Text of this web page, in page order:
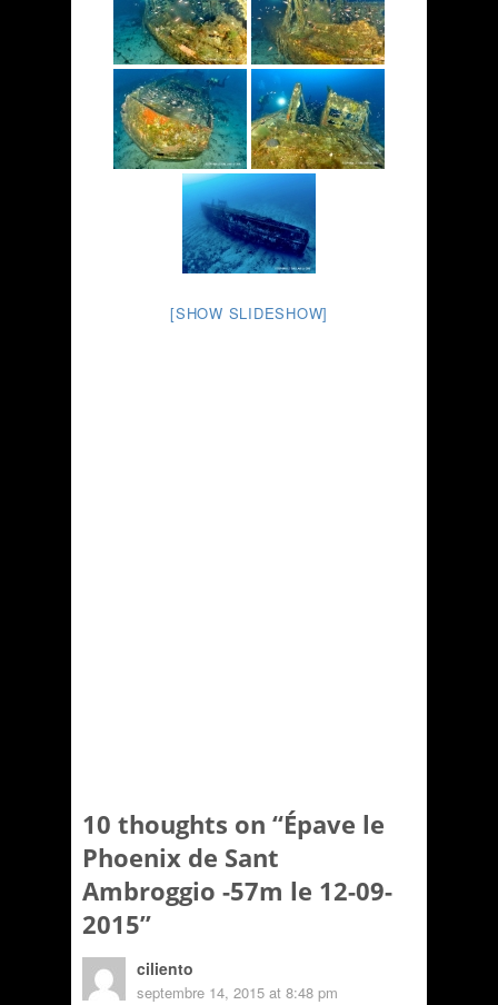
[SHOW SLIDESHOW]
10 thoughts on “Épave le
Phoenix de Sant
Ambroggio -57m le 12-09-
2015”
ciliento
septembre 14, 2015 at 8:48 pm